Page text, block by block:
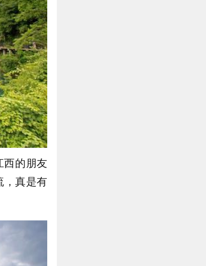
西的朋友
，真是有